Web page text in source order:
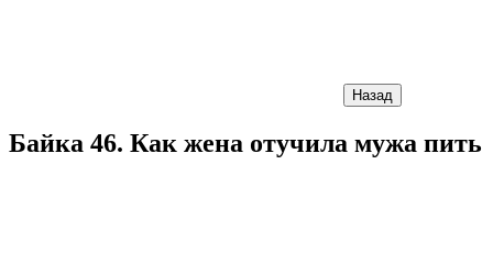
Назад
Байка 46. Как жена отучила мужа пить